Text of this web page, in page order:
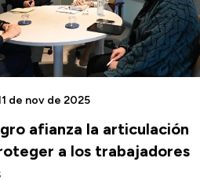
afianza la articulación
a los trabajadores
de nov de 2025